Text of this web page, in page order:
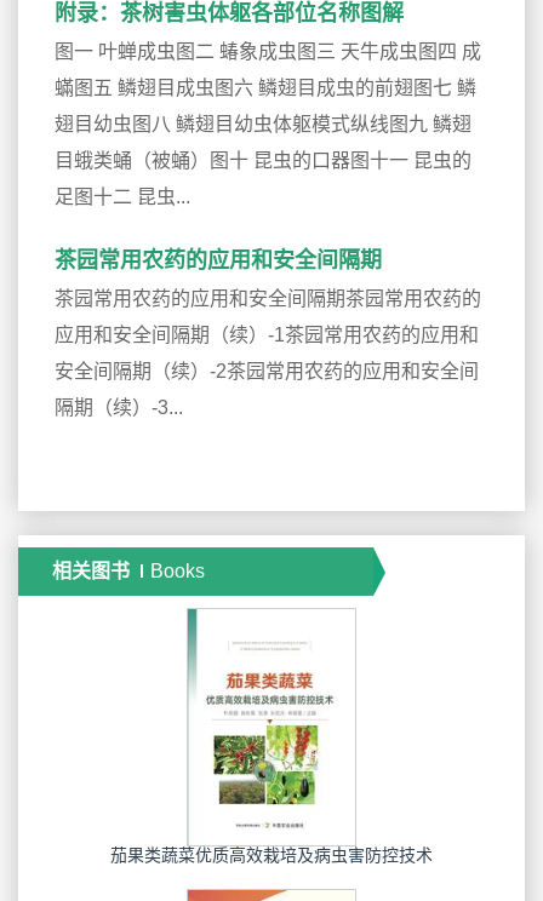
附录：茶树害虫体躯各部位名称图解
图一 叶蝉成虫图二 蝽象成虫图三 天牛成虫图四 成
蟎图五 鳞翅目成虫图六 鳞翅目成虫的前翅图七 鳞
翅目幼虫图八 鳞翅目幼虫体躯模式纵线图九 鳞翅
目蛾类蛹（被蛹）图十 昆虫的口器图十一 昆虫的
足图十二 昆虫...
茶园常用农药的应用和安全间隔期
茶园常用农药的应用和安全间隔期茶园常用农药的
应用和安全间隔期（续）-1茶园常用农药的应用和
安全间隔期（续）-2茶园常用农药的应用和安全间
隔期（续）-3...
相关图书 Books
茄果类蔬菜优质高效栽培及病虫害防控技术